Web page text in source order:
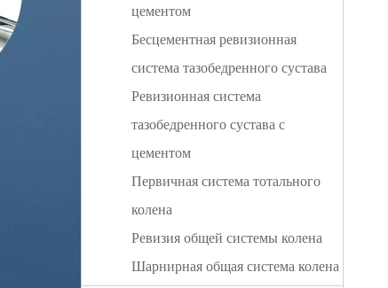
цементом
Бесцементная ревизионная
система тазобедренного сустава
Ревизионная система
тазобедренного сустава с
цементом
Первичная система тотального
колена
Ревизия общей системы колена
Шарнирная общая система колена